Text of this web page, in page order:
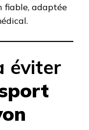
fiable, adaptée
éviter